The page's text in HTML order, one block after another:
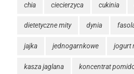
chia ciecierzyca cukinia
dietetyczne mity dynia
jajka jednogarnkowe jogurt
kasza jaglana koncentrat